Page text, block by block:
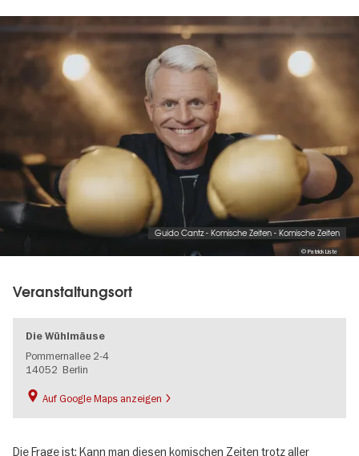
© Patrick Liste
Guido Cantz - Komische Zeiten - Komische Zeiten
Veranstaltungsort
Die Wühlmäuse
Pommernallee 2-4
14052 Berlin
Auf Google Maps anzeigen
Die Frage ist: Kann man diesen komischen Zeiten trotz aller